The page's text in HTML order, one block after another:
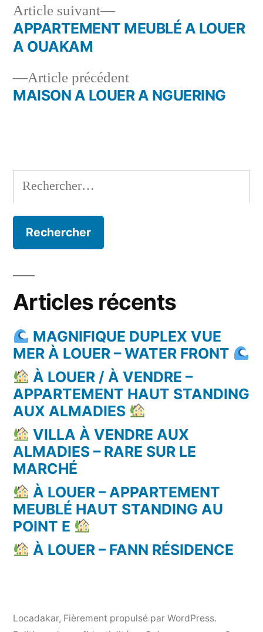
Navigation
l’article
Article précédentArticle
précédent :
MAISON A LOUER A NGUERING
Article suivant
Article
suivant :
APPARTEMENT MEUBLÉ A LOUER
A OUAKAM
Rechercher :
Articles récents
MAGNIFIQUE DUPLEX VUE
MER À LOUER – WATER FRONT
À LOUER / À VENDRE –
APPARTEMENT HAUT STANDING
AUX ALMADIES
VILLA À VENDRE AUX
ALMADIES – RARE SUR LE
MARCHÉ
À LOUER – APPARTEMENT
MEUBLÉ HAUT STANDING AU
POINT E
À LOUER – FANN RÉSIDENCE
Locadakar, Fièrement propulsé par WordPress.